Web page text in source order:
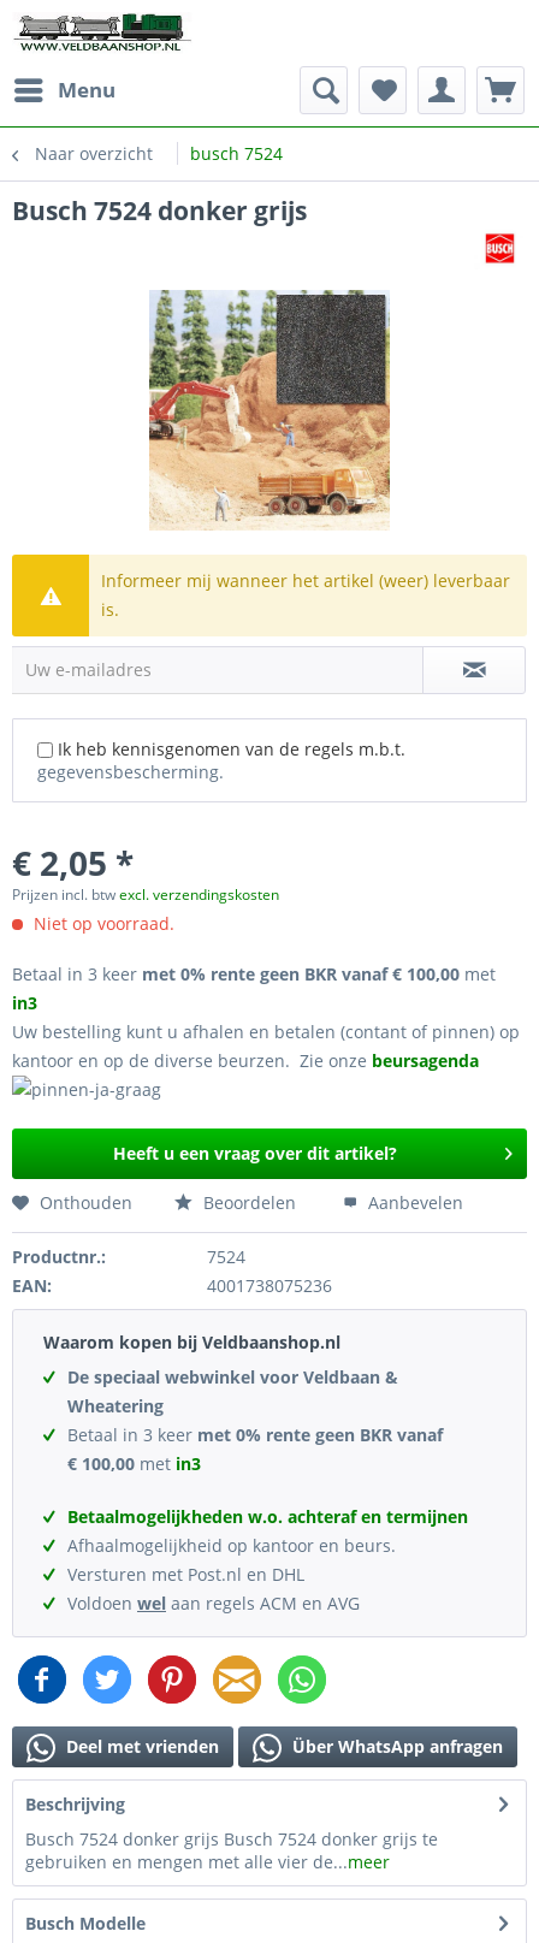
Menu
Naar overzicht busch 7524
Busch 7524 donker grijs
Informeer mij wanneer het artikel (weer) leverbaar
is.
Uw e-mailadres
Ik heb kennisgenomen van de regels m.b.t.
gegevensbescherming.
€ 2,05 *
Prijzen incl. btwexcl. verzendingskosten
Niet op voorraad.
Betaal in 3 keer met 0% rente geen BKR vanaf € 100,00 met
in3
Uw bestelling kunt u afhalen en betalen (contant of pinnen) op
kantoor en op de diverse beurzen. Zie onze beursagenda
Heeft u een vraag over dit artikel?
Onthouden Beoordelen Aanbevelen
Productnr.:
7524
EAN:
4001738075236
Waarom kopen bij Veldbaanshop.nl
De speciaal webwinkel voor Veldbaan &
Wheatering
Betaal in 3 keer met 0% rente geen BKR vanaf
€ 100,00 met in3
Betaalmogelijkheden w.o. achteraf en termijnen
Afhaalmogelijkheid op kantoor en beurs.
Versturen met Post.nl en DHL
Voldoen wel aan regels ACM en AVG
Deel met vrienden Über WhatsApp anfragen
Beschrijving
Busch 7524 donker grijs Busch 7524 donker grijs te
gebruiken en mengen met alle vier de...meer
Busch Modelle